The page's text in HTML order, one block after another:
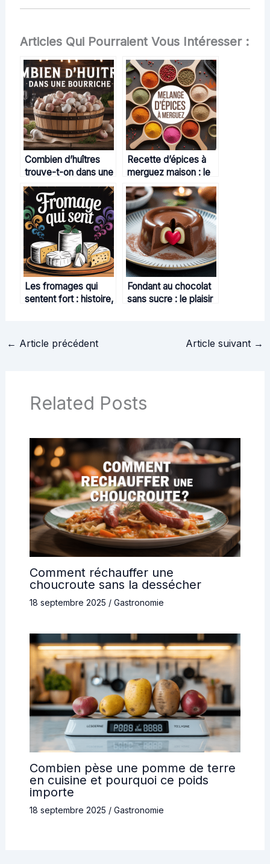
Articles Qui Pourraient Vous Intéresser :
Combien d’huîtres
trouve-t-on dans une
bourriche selon les
usages et les calibres
Recette d’épices à
merguez maison : le
guide pour relever
vos grillades
Les fromages qui
sentent fort : histoire,
Fondant au chocolat
sans sucre : le plaisir
← Article précédent Article suivant →
Related Posts
Comment réchauffer une
choucroute sans la dessécher
18 septembre 2025 / Gastronomie
Combien pèse une pomme de terre
en cuisine et pourquoi ce poids
importe
18 septembre 2025 / Gastronomie